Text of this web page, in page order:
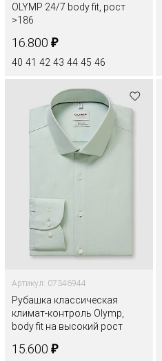
OLYMP 24/7 body fit, рост
>186
16.800 ₽
40 41 42 43 44 45 46
Артикул: 07346944
Рубашка классическая
климат-контроль Olymp,
body fit на высокий рост
15.600 ₽